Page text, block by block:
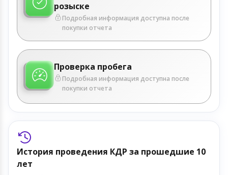
розыске
Подробная информация доступна после
покупки отчета
Проверка пробега
Подробная информация доступна после
покупки отчета
История проведения КДР за прошедшие 10
лет